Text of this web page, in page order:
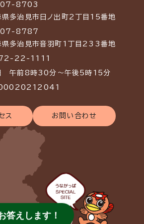
8703
県多治見市日ノ出町2丁目15番地
8787
県多治見市音羽町1丁目233番地
22-1111
午前8時30分～午後5時15分
ス お問い合わせ
答えします！